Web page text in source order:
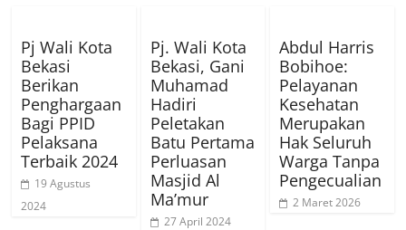
Pj Wali Kota
Bekasi
Berikan
Penghargaan
Bagi PPID
Pelaksana
Terbaik 2024
19 Agustus
2024
Pj. Wali Kota
Bekasi, Gani
Muhamad
Hadiri
Peletakan
Batu Pertama
Perluasan
Masjid Al
Ma’mur
27 April 2024
Abdul Harris
Bobihoe:
Pelayanan
Kesehatan
Merupakan
Hak Seluruh
Warga Tanpa
Pengecualian
2 Maret 2026